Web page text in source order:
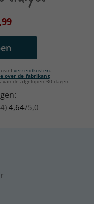
4,64/5,0
verzendkosten.
over de fabrikant
de afgelopen 30 dagen.